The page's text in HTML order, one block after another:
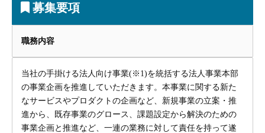
募集要項
職務内容
当社の手掛ける法人向け事業(※1)を統括する法人事業本部
の事業企画を推進していただきます。本事業に関する新た
なサービスやプロダクトの企画など、新規事業の立案・推
進から、既存事業のグロース、課題設定から解決のための
事業企画と推進など、一連の業務に対して責任を持って遂